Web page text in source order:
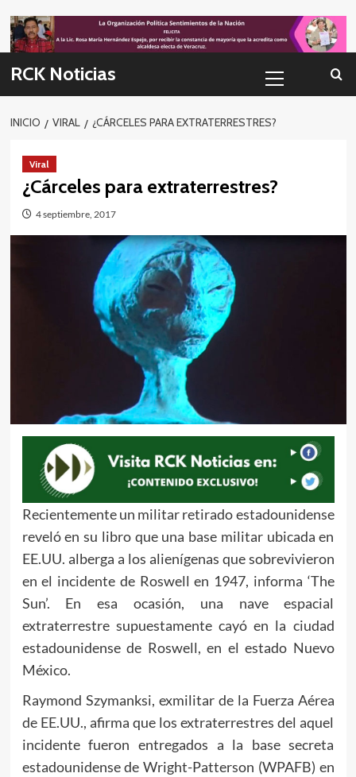
to
content
RCK Noticias
primario
INICIO VIRAL ¿CÁRCELES PARA EXTRATERRESTRES?
Viral
¿Cárceles para extraterrestres?
4 septiembre, 2017
Recientemente un militar retirado estadounidense
reveló en su libro que una base militar ubicada en
EE.UU. alberga a los alienígenas que sobrevivieron
en el incidente de Roswell en 1947, informa ‘The
Sun’. En esa ocasión, una nave espacial
extraterrestre supuestamente cayó en la ciudad
estadounidense de Roswell, en el estado Nuevo
México.
Raymond Szymanksi, exmilitar de la Fuerza Aérea
de EE.UU., afirma que los extraterrestres del aquel
incidente fueron entregados a la base secreta
estadounidense de Wright-Patterson (WPAFB) en